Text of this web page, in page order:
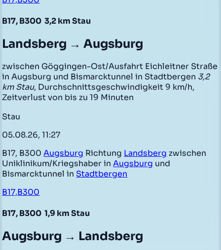
B17, B300 3,2 km Stau
Landsberg → Augsburg
zwischen Göggingen-Ost/Ausfahrt Eichleitner Straße
in Augsburg und Bismarcktunnel in Stadtbergen 3,2
km Stau, Durchschnittsgeschwindigkeit 9 km/h,
Zeitverlust von bis zu 19 Minuten
Stau
05.08.26, 11:27
B17, B300Augsburg Richtung Landsberg zwischen
Uniklinikum/Kriegshaber inAugsburg und
Bismarcktunnel in Stadtbergen
B17,B300
B17, B300 1,9 km Stau
Augsburg → Landsberg